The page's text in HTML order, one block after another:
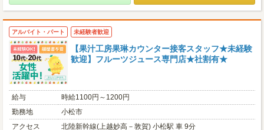
アルバイト・パート 未経験者歓迎
【果汁工房果琳カウンター接客スタッフ★未経験
歓迎】フルーツジュース専門店★社割有★
給与
時給1100円～1200円
勤務地
小松市
アクセス
北陸新幹線(上越妙高－敦賀) 小松駅 車 9分